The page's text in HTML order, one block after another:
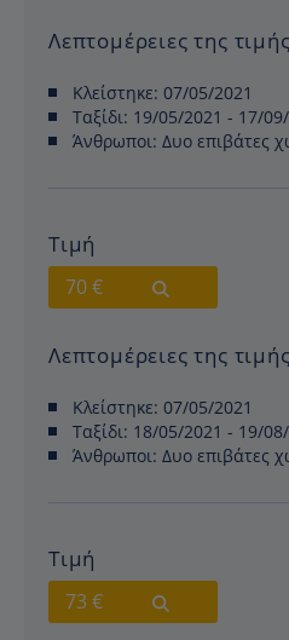
Λεπτομέρειες της τιμής
Κλείστηκε: 07/05/2021
Ταξίδι: 19/05/2021 - 17/
Άνθρωποι: Δυο επιβάτες
Τιμή
70 €
Λεπτομέρειες της τιμής
Κλείστηκε: 07/05/2021
Ταξίδι: 18/05/2021 - 19/
Άνθρωποι: Δυο επιβάτες
Τιμή
73 €